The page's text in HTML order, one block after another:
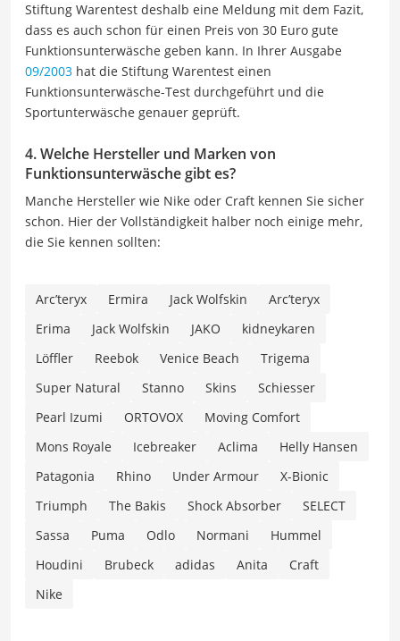
Stiftung Warentest deshalb eine Meldung mit dem Fazit,
dass es auch schon für einen Preis von 30 Euro gute
Funktionsunterwäsche geben kann. In Ihrer Ausgabe
09/2003 hat die Stiftung Warentest einen
Funktionsunterwäsche-Test durchgeführt und die
Sportunterwäsche genauer geprüft.
4. Welche Hersteller und Marken von
Funktionsunterwäsche gibt es?
Manche Hersteller wie Nike oder Craft kennen Sie sicher
schon. Hier der Vollständigkeit halber noch einige mehr,
die Sie kennen sollten:
Arc’teryx Ermira Jack Wolfskin
Arc’teryx
Erima
Jack Wolfskin JAKO
kidneykaren
Löffler
Reebok Venice Beach
Trigema
Super Natural
Stanno Skins
Schiesser
Pearl Izumi
ORTOVOX
Moving Comfort
Mons Royale
Icebreaker Aclima
Helly Hansen
Patagonia
Rhino Under Armour
X-Bionic
Triumph
The Bakis Shock Absorber
SELECT
Sassa
Puma Odlo Normani
Hummel
Houdini
Brubeck adidas Anita
Craft
Nike